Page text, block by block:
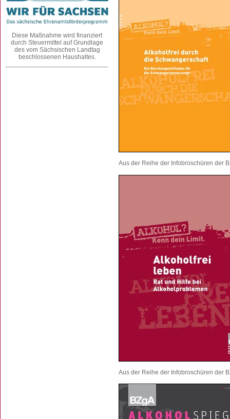
Diese Maßnahme wird finanziert
durch Steuermittel auf Grundlage
des vom Sächsischen Landtag
beschlossenen Haushaltes.
Aus der Reihe der Infobroschüren der
Aus der Reihe der Infobroschüren der